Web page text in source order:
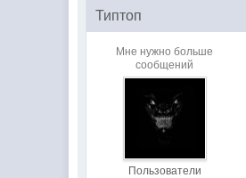
Типтоп
Мне нужно больше
сообщений
Пользователи